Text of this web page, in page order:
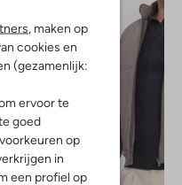
, maken op
cookies en
(gezamenlijk:
ervoor te
goed
op
in
een profiel op